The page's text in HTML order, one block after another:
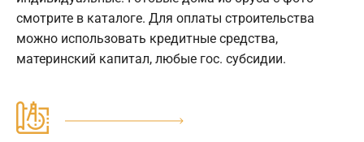
смотрите в каталоге. Для оплаты строительства
можно использовать кредитные средства,
материнский капитал, любые гос. субсидии.